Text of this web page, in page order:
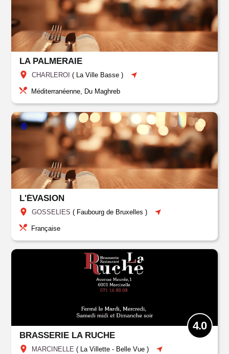
LA PALMERAIE
CHARLEROI ( La Ville Basse )
Méditerranéenne, Du Maghreb
L'ÉVASION
GOSSELIES ( Faubourg de Bruxelles )
Française
BRASSERIE LA RUCHE
MARCINELLE ( La Villette - Belle Vue )
4.0